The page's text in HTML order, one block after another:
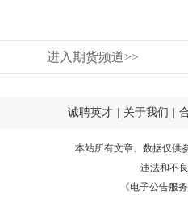
进入期货频道>>
诚聘英才 关于我们
本站所有文章、数据仅供
违法和不
《电子公告服务